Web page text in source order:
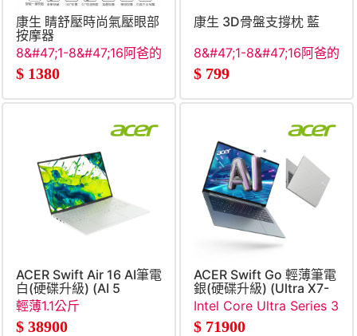
康生 睛舒壓時尚氣壓眼部
按摩器
8&#47;1-8&#47;16阿爸的
願望清單
$ 1380
康生 3D骨盤支撐枕 藍
8&#47;1-8&#47;16阿爸的
願望清單
$ 799
ACER Swift Air 16 AI筆電
白(硬碟升級) (AI 5
330&#47;16G&#47;1TB
SSD&#47;W11)
輕薄1.1公斤
$ 38900
ACER Swift Go 輕薄筆電
銀(硬碟升級) (Ultra X7-
358H&#47;32G&#47;2TB
SSD&#47;W11)
Intel Core Ultra Series 3
處理器
$ 71900